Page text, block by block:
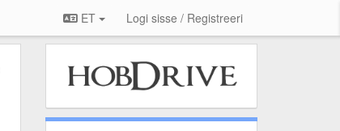
ET Logi sisse / Registreeri